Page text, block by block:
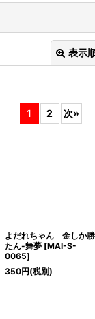
表示
1 2 次»
よだれちゃん 金しか勝
たん-舞夢 [MAI-S-
0065]
350円(税別)